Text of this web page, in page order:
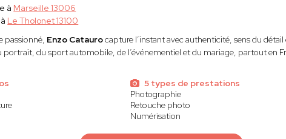
à Marseille 13006
Le Tholonet 13100
passionné, Enzo Cataurocapture l’instant avec authenticité, sens du
portrait, du sport automobile, de l’événementiel et du mariage, partout en
5 types de prestations
Photographie
Retouche photo
Numérisation